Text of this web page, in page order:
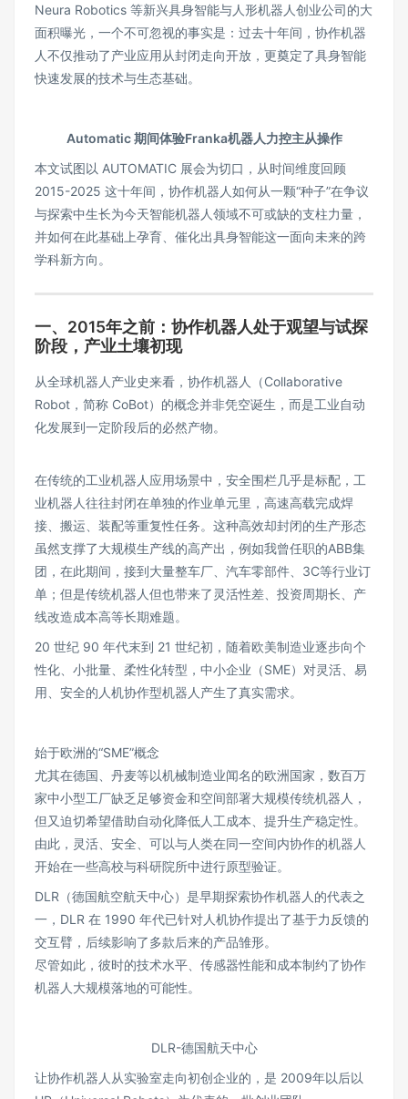
Neura Robotics 等新兴具身智能与人形机器人创业公司的大
面积曝光，一个不可忽视的事实是：过去十年间，协作机器
人不仅推动了产业应用从封闭走向开放，更奠定了具身智能
快速发展的技术与生态基础。
Automatic 期间体验Franka机器人力控主从操作
本文试图以 AUTOMATIC 展会为切口，从时间维度回顾
2015-2025 这十年间，协作机器人如何从一颗“种子”在争议
与探索中生长为今天智能机器人领域不可或缺的支柱力量，
并如何在此基础上孕育、催化出具身智能这一面向未来的跨
学科新方向。
一、2015年之前：协作机器人处于观望与试探
阶段，产业土壤初现
从全球机器人产业史来看，协作机器人（Collaborative
Robot，简称 CoBot）的概念并非凭空诞生，而是工业自动
化发展到一定阶段后的必然产物。
在传统的工业机器人应用场景中，安全围栏几乎是标配，工
业机器人往往封闭在单独的作业单元里，高速高载完成焊
接、搬运、装配等重复性任务。这种高效却封闭的生产形态
虽然支撑了大规模生产线的高产出，例如我曾任职的ABB集
团，在此期间，接到大量整车厂、汽车零部件、3C等行业订
单；但是传统机器人但也带来了灵活性差、投资周期长、产
线改造成本高等长期难题。
20 世纪 90 年代末到 21 世纪初，随着欧美制造业逐步向个
性化、小批量、柔性化转型，中小企业（SME）对灵活、易
用、安全的人机协作型机器人产生了真实需求。
始于欧洲的“SME”概念
尤其在德国、丹麦等以机械制造业闻名的欧洲国家，数百万
家中小型工厂缺乏足够资金和空间部署大规模传统机器人，
但又迫切希望借助自动化降低人工成本、提升生产稳定性。
由此，灵活、安全、可以与人类在同一空间内协作的机器人
开始在一些高校与科研院所中进行原型验证。
DLR（德国航空航天中心）是早期探索协作机器人的代表之
一，DLR 在 1990 年代已针对人机协作提出了基于力反馈的
交互臂，后续影响了多款后来的产品雏形。
尽管如此，彼时的技术水平、传感器性能和成本制约了协作
机器人大规模落地的可能性。
DLR-德国航天中心
让协作机器人从实验室走向初创企业的，是 2009年以后以